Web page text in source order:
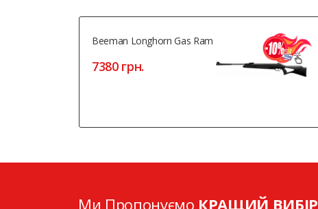
Beeman Longhorn Gas Ram
7380 грн.
Ми Пропонуємо КРАЩИЙ ВИБІР